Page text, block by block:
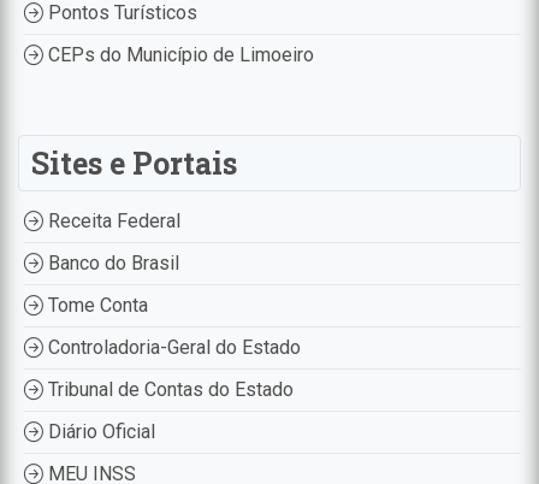
Pontos Turísticos
CEPs do Município de Limoeiro
Sites e Portais
Receita Federal
Banco do Brasil
Tome Conta
Controladoria-Geral do Estado
Tribunal de Contas do Estado
Diário Oficial
MEU INSS